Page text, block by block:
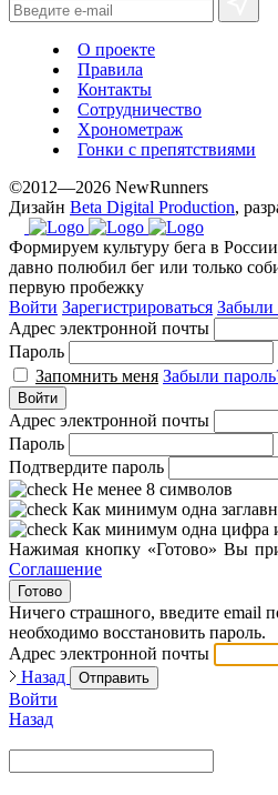
О проекте
Правила
Контакты
Сотрудничество
Хронометраж
Гонки с препятствиями
©2012—2026 NewRunners
Дизайн Beta Digital Production,
Формируем культуру бега в
давно полюбил бег или только
первую пробежку
Войти Зарегистрироваться Забыли
Адрес электронной почты
Пароль
Запомнить меня Забыли
Войти
Адрес электронной почты
Пароль
Подтвердите пароль
Не менее 8 символов
Как минимум одна
Как минимум одна цифра
Нажимая кнопку «Готово» Вы
Соглашение
Готово
Ничего страшного, введите email
необходимо восстановить пароль.
Адрес электронной почты
Назад
Отправить
Войти
Назад